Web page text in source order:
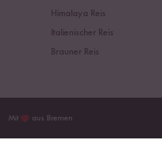
Himalaya Reis
Italienischer Reis
Brauner Reis
Mit aus Bremen